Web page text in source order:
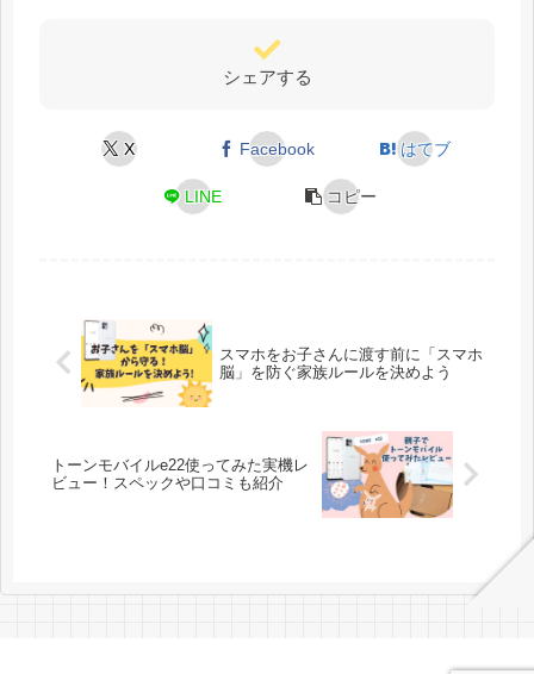
シェアする
X Facebook はてブ
LINE コピー
スマホをお子さんに渡す前に「スマホ
脳」を防ぐ家族ルールを決めよう
トーンモバイルe22使ってみた実機レ
ビュー！スペックや口コミも紹介